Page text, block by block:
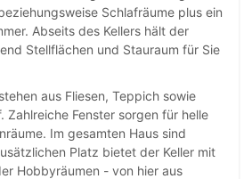
Schlafräume plus ein
Abseits des Kellers hält der
Stellflächen und Stauraum für Sie
aus Fliesen, Teppich sowie
Zahlreiche Fenster sorgen für helle
Im gesamten Haus sind
Platz bietet der Keller mit
Hobbyräumen - von hier aus